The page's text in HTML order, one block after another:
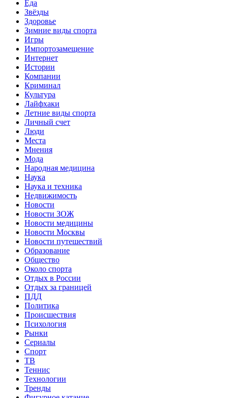
Еда
Звёзды
Здоровье
Зимние виды спорта
Игры
Импортозамещение
Интернет
Истории
Компании
Криминал
Культура
Лайфхаки
Летние виды спорта
Личный счет
Люди
Места
Мнения
Мода
Народная медицина
Наука
Наука и техника
Недвижимость
Новости
Новости ЗОЖ
Новости медицины
Новости Москвы
Новости путешествий
Образование
Общество
Около спорта
Отдых в России
Отдых за границей
ПДД
Политика
Происшествия
Психология
Рынки
Сериалы
Спорт
ТВ
Теннис
Технологии
Тренды